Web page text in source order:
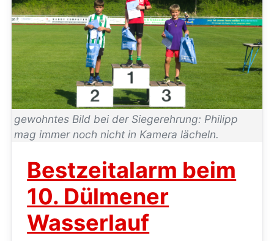
gewohntes Bild bei der Siegerehrung: Philipp
mag immer noch nicht in Kamera lächeln.
Bestzeitalarm beim
10. Dülmener
Wasserlauf